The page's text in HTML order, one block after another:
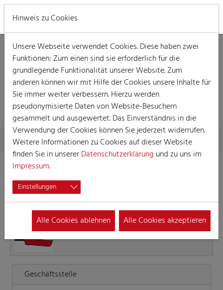
DETAILLIERTE
INFORMATIONEN
Skip to main content
You are here:
Home Detaillierte Informationen
K.G. Schwazze Kääls
e.V. von 1956
Geschäftsstelle
Hinweis zu Cookies
Unsere Webseite verwendet Cookies. Diese haben zwei
Funktionen: Zum einen sind sie erforderlich für die
grundlegende Funktionalität unserer Website. Zum
anderen können wir mit Hilfe der Cookies unsere Inhalte für
Sie immer weiter verbessern. Hierzu werden
pseudonymisierte Daten von Website-Besuchern
gesammelt und ausgewertet. Das Einverständnis in die
Verwendung der Cookies können Sie jederzeit widerrufen.
Weitere Informationen zu Cookies auf dieser Website
finden Sie in unsererDatenschutzerklärung und zu uns im
Impressum.
Einstellungen
Alle Cookies ablehnen Alle Cookies akzeptieren